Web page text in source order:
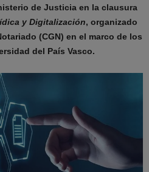
de Justicia en la clausura
y Digitalización, organizado
(CGN) en el marco de los
del País Vasco.